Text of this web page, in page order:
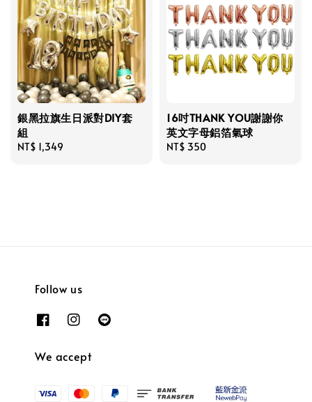
銀黑拉旗生日派對DIY套
組
Regular
NT$ 1,349
16吋THANK YOU謝謝你
英文字母鋁箔氣球
Regular
NT$ 350
Follow us
We accept